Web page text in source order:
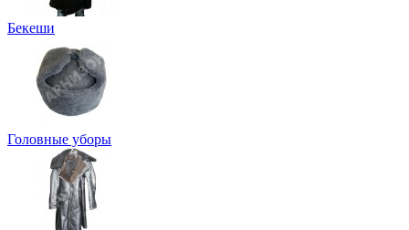
Бекеши
Головные уборы